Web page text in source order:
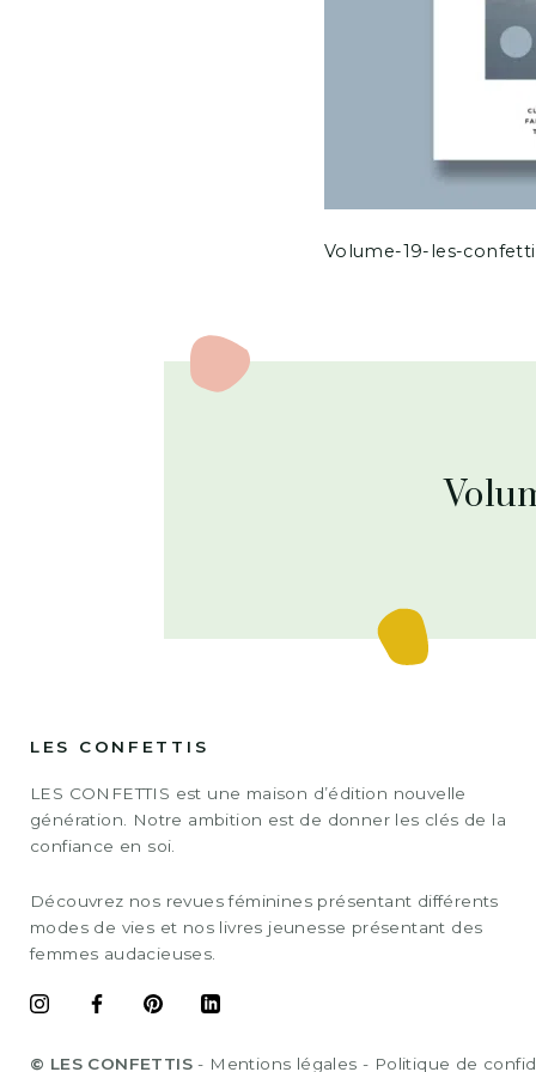
Volume-19-les-
LES CONFETTIS
LES CONFETTIS est une maison d’édition nouvelle
génération. Notre ambition est de donner les clés de la
confiance en soi.
Découvrez nos revues féminines présentant différents
modes de vies et nos livres jeunesse présentant des
femmes audacieuses.
© LES CONFETTIS - Mentions légales - Politique de